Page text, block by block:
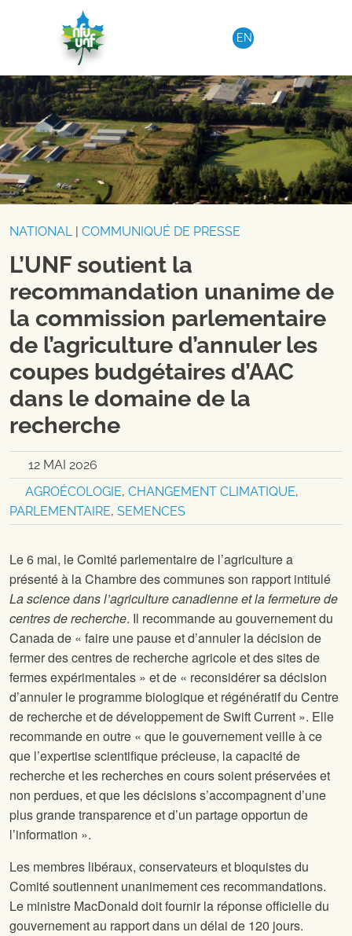
Aller au contenu
EN
NATIONAL| COMMUNIQUÉ DE PRESSE
L’UNF soutient la
recommandation unanime de
la commission parlementaire
de l’agriculture d’annuler les
coupes budgétaires d’AAC
dans le domaine de la
recherche
12 MAI 2026
AGROÉCOLOGIE, CHANGEMENT CLIMATIQUE,
PARLEMENTAIRE, SEMENCES
Le 6 mai, le Comité parlementaire de l’agriculture a
présenté à la Chambre des communes son rapport intitulé
La science dans l’agriculture canadienne et la fermeture de
centres de recherche. Il recommande au gouvernement du
Canada de « faire une pause et d’annuler la décision de
fermer des centres de recherche agricole et des sites de
fermes expérimentales » et de « reconsidérer sa décision
d’annuler le programme biologique et régénératif du Centre
de recherche et de développement de Swift Current ». Elle
recommande en outre « que le gouvernement veille à ce
que l’expertise scientifique précieuse, la capacité de
recherche et les recherches en cours soient préservées et
non perdues, et que les décisions s’accompagnent d’une
plus grande transparence et d’un partage opportun de
l’information ».
Les membres libéraux, conservateurs et bloquistes du
Comité soutiennent unanimement ces recommandations.
Le ministre MacDonald doit fournir la réponse officielle du
gouvernement au rapport dans un délai de 120 jours.